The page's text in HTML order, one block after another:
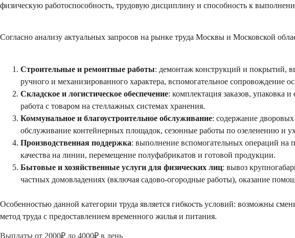
физическую работоспособность, трудовую дисциплину и способность к
Согласно анализу актуальных запросов на рынке труда Москвы и Московской
Строительные и ремонтные работы: демонтаж конструкций и покрытий,
ручного и механизированного характера, вспомогательное сопровождение
Складское и логистическое обеспечение: комплектация заказов, упаковка
работа с товаром на стеллажных системах хранения.
Коммунальное и благоустроительное обслуживание: содержание
обслуживание контейнерных площадок, сезонные работы по озеленению и
Производственная поддержка: выполнение вспомогательных операций
качества на линии, перемещение полуфабрикатов и готовой продукции.
Бытовые и хозяйственные услуги для физических лиц: вывоз
частных домовладениях (включая садово-огородные работы), оказание
Особенностью данной категории труда является гибкость условий: возможны
метод труда с предоставлением временного жилья и питания.
Выплаты от 2000₽ до 4000₽ в день